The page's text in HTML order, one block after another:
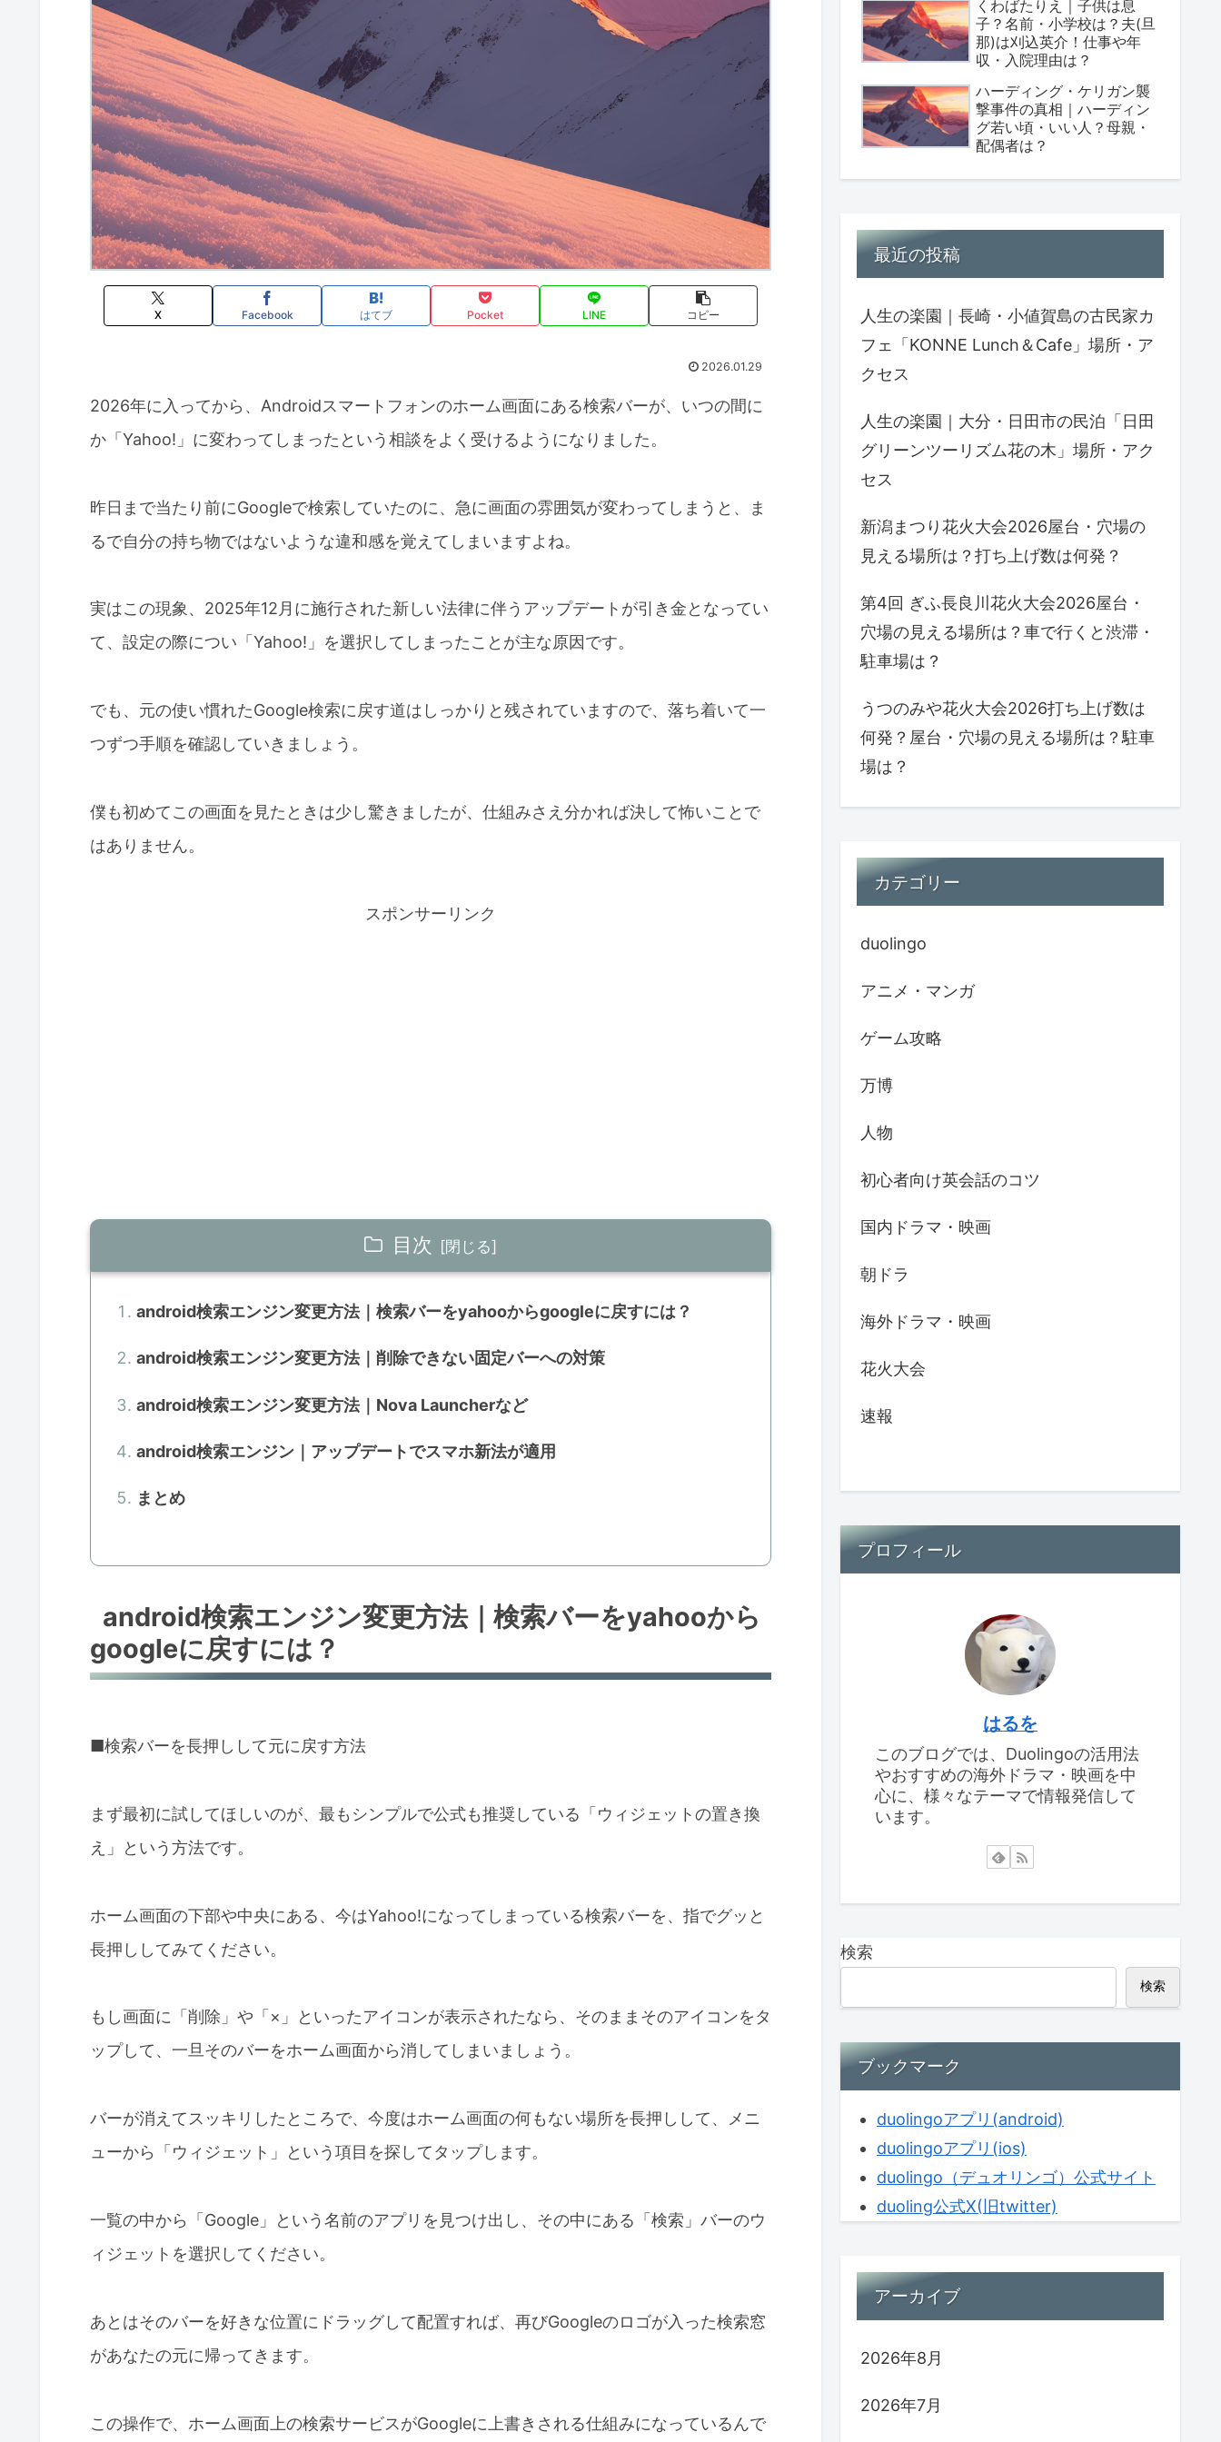
X Facebook はてブ Pocket LINE コピー
2026.01.29
2026年に入ってから、Androidスマートフォンのホーム画面にある検索バーが、いつの間に
か「Yahoo!」に変わってしまったという相談をよく受けるようになりました。
昨日まで当たり前にGoogleで検索していたのに、急に画面の雰囲気が変わってしまうと、ま
るで自分の持ち物ではないような違和感を覚えてしまいますよね。
実はこの現象、2025年12月に施行された新しい法律に伴うアップデートが引き金となってい
て、設定の際につい「Yahoo!」を選択してしまったことが主な原因です。
でも、元の使い慣れたGoogle検索に戻す道はしっかりと残されていますので、落ち着いて一
つずつ手順を確認していきましょう。
僕も初めてこの画面を見たときは少し驚きましたが、仕組みさえ分かれば決して怖いことで
はありません。
スポンサーリンク
目次
android検索エンジン変更方法｜検索バーをyahooからgoogleに戻すには？
android検索エンジン変更方法｜削除できない固定バーへの対策
android検索エンジン変更方法｜Nova Launcherなど
android検索エンジン｜アップデートでスマホ新法が適用
まとめ
android検索エンジン変更方法｜検索バーをyahooから
googleに戻すには？
■検索バーを長押しして元に戻す方法
まず最初に試してほしいのが、最もシンプルで公式も推奨している「ウィジェットの置き換
え」という方法です。
ホーム画面の下部や中央にある、今はYahoo!になってしまっている検索バーを、指でグッと
長押ししてみてください。
もし画面に「削除」や「×」といったアイコンが表示されたなら、そのままそのアイコンをタ
ップして、一旦そのバーをホーム画面から消してしまいましょう。
バーが消えてスッキリしたところで、今度はホーム画面の何もない場所を長押しして、メニ
ューから「ウィジェット」という項目を探してタップします。
一覧の中から「Google」という名前のアプリを見つけ出し、その中にある「検索」バーのウ
ィジェットを選択してください。
あとはそのバーを好きな位置にドラッグして配置すれば、再びGoogleのロゴが入った検索窓
があなたの元に帰ってきます。
この操作で、ホーム画面上の検索サービスがGoogleに上書きされる仕組みになっているんで
くわばたりえ｜子供は息
子？名前・小学校は？夫(旦
那)は刈込英介！仕事や年
収・入院理由は？
ハーディング・ケリガン襲
撃事件の真相｜ハーディン
グ若い頃・いい人？母親・
配偶者は？
最近の投稿
人生の楽園｜長崎・小値賀島の古民家カ
フェ「KONNE Lunch＆Cafe」場所・ア
クセス
人生の楽園｜大分・日田市の民泊「日田
グリーンツーリズム花の木」場所・アク
セス
新潟まつり花火大会2026屋台・穴場の
見える場所は？打ち上げ数は何発？
第4回 ぎふ長良川花火大会2026屋台・
穴場の見える場所は？車で行くと渋滞・
駐車場は？
うつのみや花火大会2026打ち上げ数は
何発？屋台・穴場の見える場所は？駐車
場は？
カテゴリー
duolingo
アニメ・マンガ
ゲーム攻略
万博
人物
初心者向け英会話のコツ
国内ドラマ・映画
朝ドラ
海外ドラマ・映画
花火大会
速報
プロフィール
はるを
このブログでは、Duolingoの活用法
やおすすめの海外ドラマ・映画を中
心に、様々なテーマで情報発信して
います。
検索
検索
ブックマーク
duolingoアプリ(android)
duolingoアプリ(ios)
duolingo（デュオリンゴ）公式サイト
duoling公式X(旧twitter)
アーカイブ
2026年8月
2026年7月